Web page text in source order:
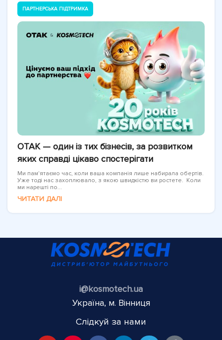
ПАРТНЕРСЬКА ПІДТРИМКА
OTAK — один із тих бізнесів, за розвитком
яких справді цікаво спостерігати
Ми пам'ятаємо час, коли ваша компанія лише набирала обертів.
Уже тоді нас захоплювало, з якою швидкістю ви ростете. Коли
ми нарешті по...
ЧИТАТИ ДАЛІ
i@kosmotech.ua
Україна, м. Вінниця
Слідкуй за нами